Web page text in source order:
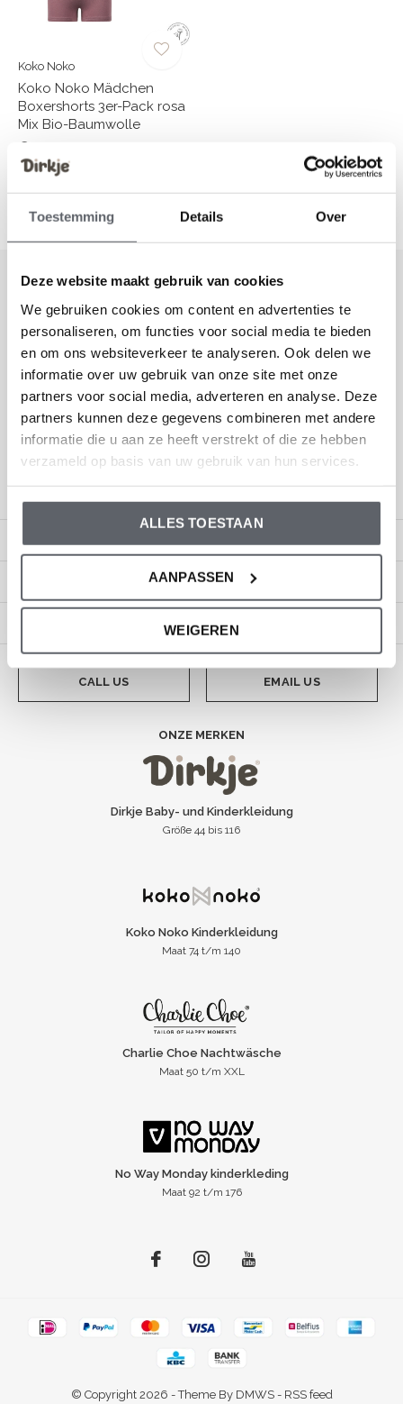
Toestemming Details Over
Deze website maakt gebruik van cookies
We gebruiken cookies om content en advertenties te
personaliseren, om functies voor social media te bieden
en om ons websiteverkeer te analyseren. Ook delen we
informatie over uw gebruik van onze site met onze
partners voor social media, adverteren en analyse. Deze
partners kunnen deze gegevens combineren met andere
informatie die u aan ze heeft verstrekt of die ze hebben
verzameld op basis van uw gebruik van hun services.
ALLES TOESTAAN
AANPASSEN
WEIGEREN
Koko Noko
Koko Noko Mädchen
Boxershorts 3er-Pack rosa
Mix Bio-Baumwolle
€19,99
Gesehen 1 der 1 Produkte
Melden Sie sich für unseren Newsletter
an
Erhalten Sie die neuesten Angebote und Aktionen
Kundendienst
CALL US EMAIL US
ONZE MERKEN
Dirkje Baby- und Kinderkleidung
Größe 44 bis 116
Koko Noko Kinderkleidung
Maat 74 t/m 140
Charlie Choe Nachtwäsche
Maat 50 t/m XXL
No Way Monday kinderkleding
Maat 92 t/m 176
© Copyright 2026 - Theme By DMWS- RSS feed